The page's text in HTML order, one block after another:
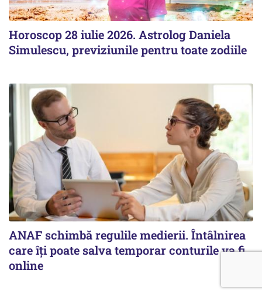
Horoscop 28 iulie 2026. Astrolog Daniela
Simulescu, previziunile pentru toate zodiile
ANAF schimbă regulile medierii. Întâlnirea
care îți poate salva temporar conturile va fi
online